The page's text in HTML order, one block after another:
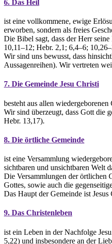
6. Das Heil
ist eine vollkommene, ewige
erworben, sondern als freies
Die Bibel sagt, dass der Herr
10,11–12; Hebr. 2,1; 6,4–6;
Wir sind uns bewusst, dass
Aussagenreihen). Wir vertreten
7. Die Gemeinde Jesu Christi
besteht aus allen
Wir sind überzeugt, dass Gott die
Hebr. 13,17).
8. Die örtliche Gemeinde
ist eine Versammlung
sichtbaren und unsichtbaren Welt
Die Versammlungen der örtlichen
Gottes, sowie auch die
Das Haupt der Gemeinde ist
9. Das Christenleben
ist ein Leben in der Nachfolge
5,22) und insbesondere an der